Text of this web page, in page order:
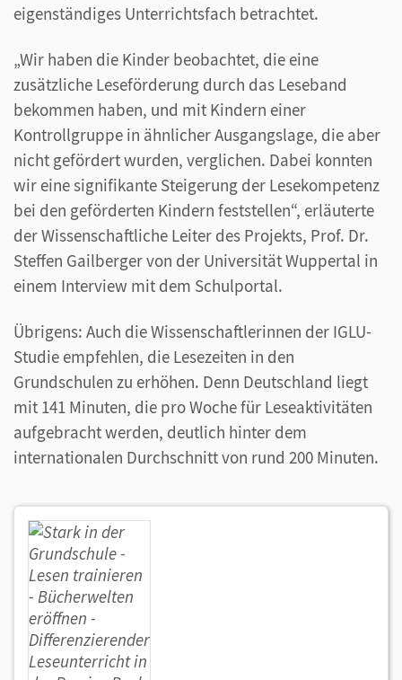
eigenständiges Unterrichtsfach betrachtet.
„Wir haben die Kinder beobachtet, die eine
zusätzliche Leseförderung durch das Leseband
bekommen haben, und mit Kindern einer
Kontrollgruppe in ähnlicher Ausgangslage, die aber
nicht gefördert wurden, verglichen. Dabei konnten
wir eine signifikante Steigerung der Lesekompetenz
bei den geförderten Kindern feststellen“, erläuterte
der Wissenschaftliche Leiter des Projekts, Prof. Dr.
Steffen Gailberger von der Universität Wuppertal in
einem Interview mit dem Schulportal.
Übrigens: Auch die Wissenschaftlerinnen der IGLU-
Studie empfehlen, die Lesezeiten in den
Grundschulen zu erhöhen. Denn Deutschland liegt
mit 141 Minuten, die pro Woche für Leseaktivitäten
aufgebracht werden, deutlich hinter dem
internationalen Durchschnitt von rund 200 Minuten.